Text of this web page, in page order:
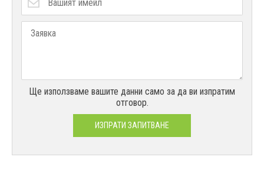
Ще използваме вашите данни само за да ви изпратим
отговор.
ИЗПРАТИ ЗАПИТВАНЕ